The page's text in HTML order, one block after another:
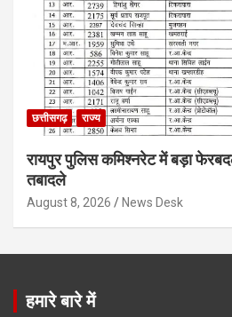
छत्तीसगढ़ राज्य
रायपुर पुलिस कमिश्नरेट में बड़ा
तबादले
August 8, 2026 News Desk
हमारे बारे में